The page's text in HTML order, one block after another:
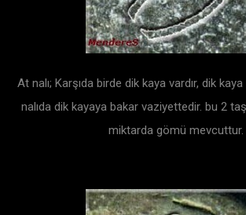
At nalı; Karşıda birde dik kaya vardır, dik
nalıda dik kayaya bakar vaziyettedir. bu 2
miktarda gömü mevcuttur.